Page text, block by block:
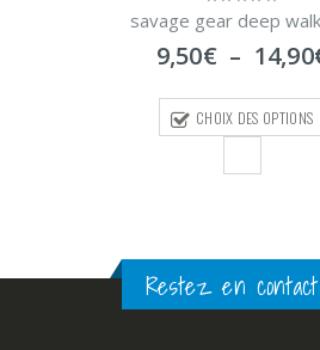
0
sur
5
D contact sw
20,50€
CHOIX DES OPTIONS
Restez en contact